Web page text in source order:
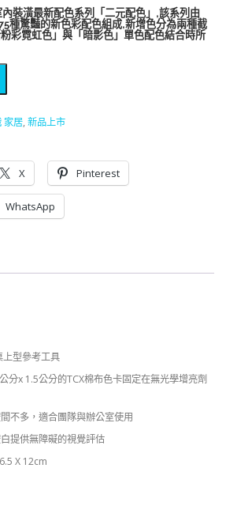
裝潢最新配色系列「二元配色」,該系列由
種驚豔的新色彩配色組成,新增色分為兩種截
彩霓虹色」與「暗影色」單色配色結合時所
家居, 新品上市
X Pinterest
WhatsApp
型參考工具
分x 1.5公分的TCX棉布色卡固定在無光學增亮劑
不多，適合團隊與辦公室使用
提供無障礙的視覺評估
X 12cm